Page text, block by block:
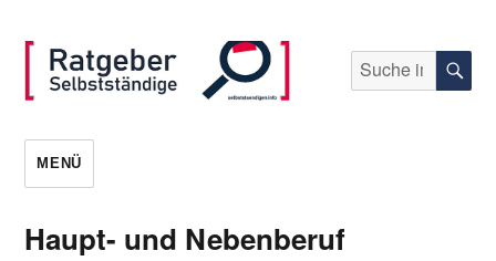
selbststaendigen.info
Suche
nach:
MENÜ
Haupt- und Nebenberuf